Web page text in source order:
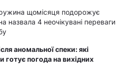
щомісяця подорожує
назвала 4 неочікувані переваги
аномальної спеки: які
готує погода на вихідних